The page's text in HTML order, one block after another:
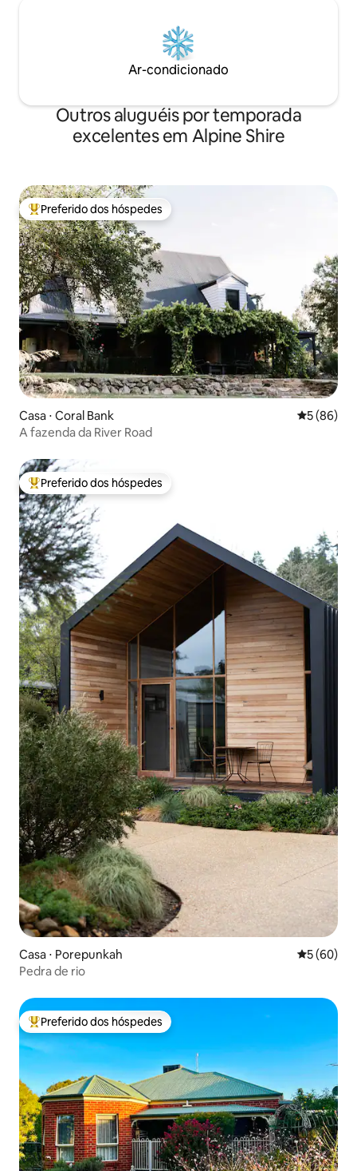
Ar-condicionado
Outros aluguéis por temporada
excelentes em Alpine Shire
Entre os melhores preferidos dos hóspedes
Preferido dos hóspedes
Casa ⋅ Coral Bank 5 de uma
5 (86)
A fazenda da River Road
Entre os melhores preferidos dos hóspedes
Preferido dos hóspedes
Casa ⋅ Porepunkah 5 de uma
5 (60)
Pedra de rio
Entre os melhores preferidos dos hóspedes
Preferido dos hóspedes